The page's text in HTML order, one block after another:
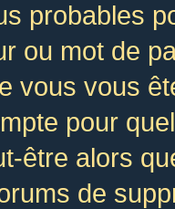
probables
ou mot de
vous vous
pour
être alors
de